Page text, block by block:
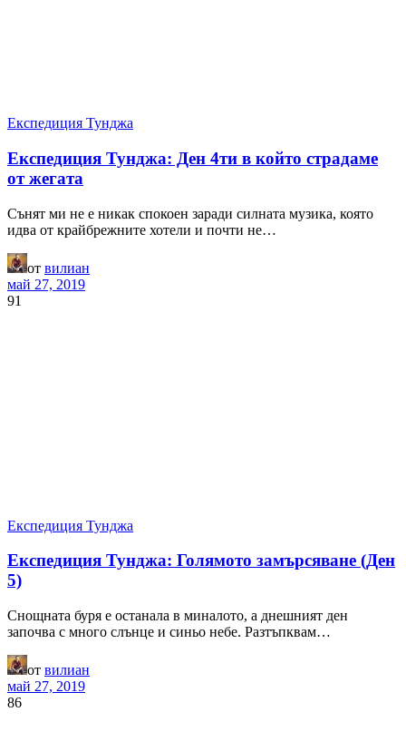
Експедиция Тунджа
Експедиция Тунджа: Ден 4ти в който страдаме
от жегата
Сънят ми не е никак спокоен заради силната музика, която
идва от крайбрежните хотели и почти не…
от вилиан
май 27, 2019
91
Експедиция Тунджа
Експедиция Тунджа: Голямото замърсяване (Ден
5)
Снощната буря е останала в миналото, а днешният ден
започва с много слънце и синьо небе. Разтъпквам…
от вилиан
май 27, 2019
86